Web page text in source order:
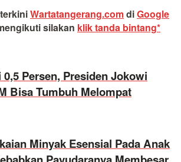
Wartatangerang.comdiGoogle
silakan klik tanda bintang*
Persen, Presiden Jokowi
Bisa Tumbuh Melompat
Minyak Esensial Pada Anak